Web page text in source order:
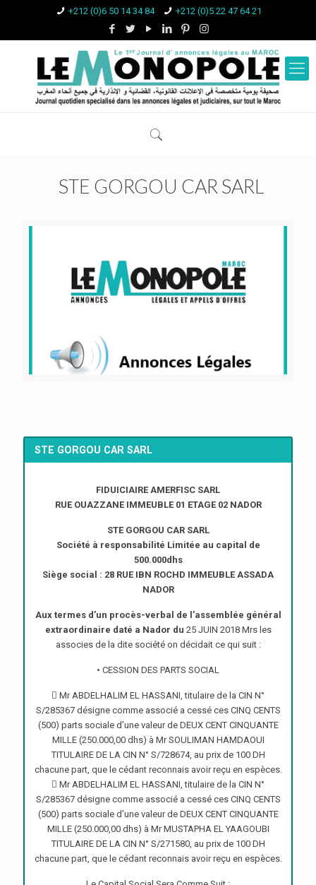
+212 (0)6 50 14 34 84 +212 (0)5 22 47 64 21
STE GORGOU CAR SARL
STE GORGOU CAR SARL
FIDUICIAIRE AMERFISC SARL
RUE OUAZZANE IMMEUBLE 01 ETAGE 02 NADOR
STE GORGOU CAR SARL
Société à responsabilité Limitée au capital de
500.000dhs
Siège social : 28 RUE IBN ROCHD IMMEUBLE ASSADA
NADOR
Aux termes d’un procès-verbal de l’assemblée général
extraordinaire daté a Nador du 25 JUIN 2018 Mrs les
associes de la dite société on décidait ce qui suit :
• CESSION DES PARTS SOCIAL
 Mr ABDELHALIM EL HASSANI, titulaire de la CIN N°
S/285367 désigne comme associé a cessé ces CINQ CENTS
(500) parts sociale d’une valeur de DEUX CENT CINQUANTE
MILLE (250.000,00 dhs) à Mr SOULIMAN HAMDAOUI
TITULAIRE DE LA CIN N° S/728674, au prix de 100 DH
chacune part, que le cédant reconnais avoir reçu en espèces.
 Mr ABDELHALIM EL HASSANI, titulaire de la CIN N°
S/285367 désigne comme associé a cessé ces CINQ CENTS
(500) parts sociale d’une valeur de DEUX CENT CINQUANTE
MILLE (250.000,00 dhs) à Mr MUSTAPHA EL YAAGOUBI
TITULAIRE DE LA CIN N° S/271580, au prix de 100 DH
chacune part, que le cédant reconnais avoir reçu en espèces.